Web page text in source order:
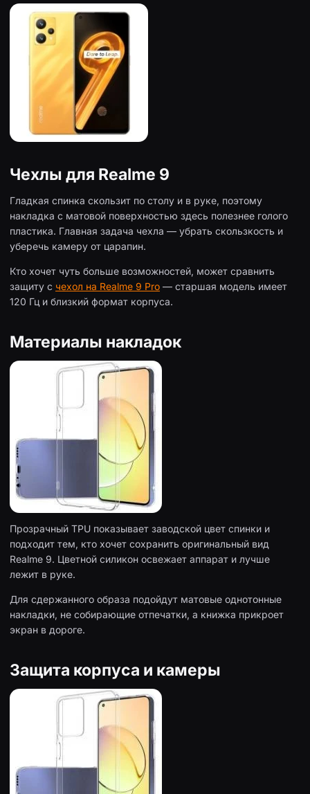
Чехлы для Realme 9
Гладкая спинка скользит по столу и в руке, поэтому
накладка с матовой поверхностью здесь полезнее голого
пластика. Главная задача чехла — убрать скользкость и
уберечь камеру от царапин.
Кто хочет чуть больше возможностей, может сравнить
защиту с чехол на Realme 9 Pro — старшая модель имеет
120 Гц и близкий формат корпуса.
Материалы накладок
Прозрачный TPU показывает заводской цвет спинки и
подходит тем, кто хочет сохранить оригинальный вид
Realme 9. Цветной силикон освежает аппарат и лучше
лежит в руке.
Для сдержанного образа подойдут матовые однотонные
накладки, не собирающие отпечатки, а книжка прикроет
экран в дороге.
Защита корпуса и камеры